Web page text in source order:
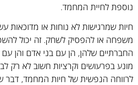
נוספת לחיית המחמד.
חיות שמרגישות לא נוחות או מדוכאות
משפחה או להפסיק לשחק. זה יכול
החברתיים שלהן, הן עם בני אדם והן עם
מונע בפרעושים וקרציות חשוב לא רק
לרווחה הנפשית של חיות המחמד, דבר